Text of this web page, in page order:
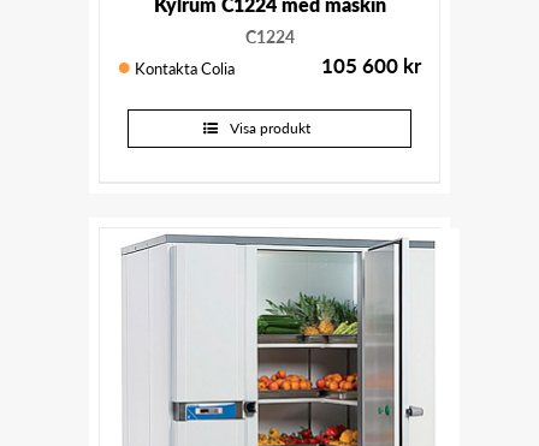
C1224
Kontakta Colia 105 600 kr
Visa produkt